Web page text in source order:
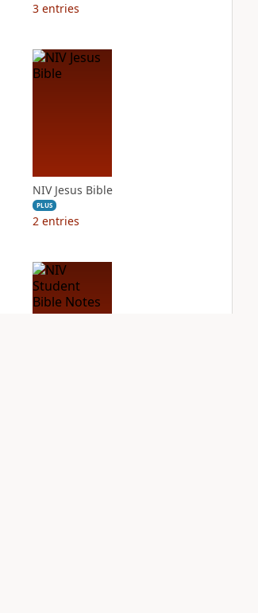
3 entries
NIV Jesus Bible
PLUS
2 entries